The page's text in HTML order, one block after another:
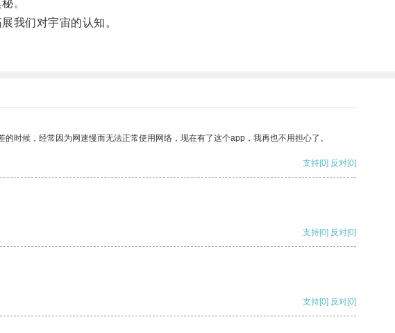
。
我们对宇宙的认知。
时候，经常因为网速慢而无法正常使用网络，现在有了这个app，我再也不用担心了。
支持[0] 反对[0]
支持[0] 反对[0]
支持[0] 反对[0]